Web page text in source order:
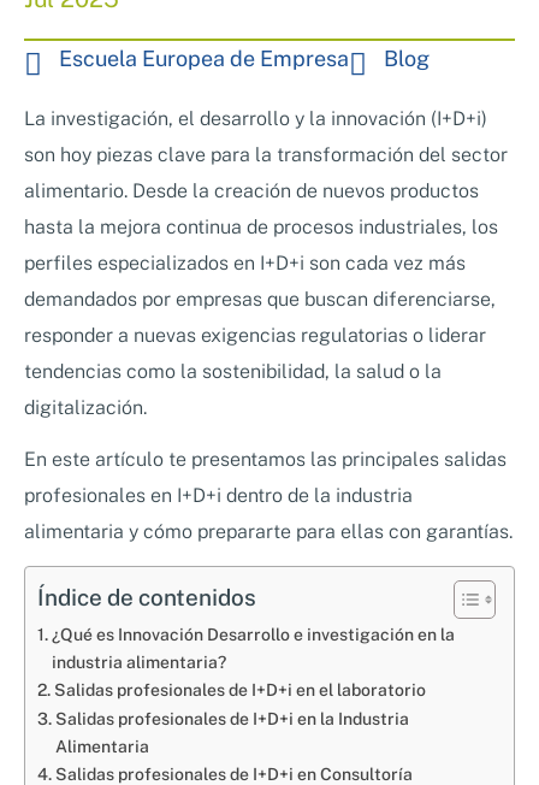
Asesoramiento en Normativa Internacional
Consultoría Seguridad Alimentaria
Clientes
Escuela Europea de Empresa Blog
La investigación, el desarrollo y la innovación (I+D+i)
son hoy piezas clave para la transformación del sector
alimentario. Desde la creación de nuevos productos
hasta la mejora continua de procesos industriales, los
perfiles especializados en I+D+i son cada vez más
demandados por empresas que buscan diferenciarse,
responder a nuevas exigencias regulatorias o liderar
tendencias como la sostenibilidad, la salud o la
digitalización.
En este artículo te presentamos las principales salidas
profesionales en I+D+i dentro de la industria
alimentaria y cómo prepararte para ellas con garantías.
Índice de contenidos
¿Qué es Innovación Desarrollo e investigación en la
industria alimentaria?
Salidas profesionales de I+D+i en el laboratorio
Salidas profesionales de I+D+i en la Industria
Alimentaria
Salidas profesionales de I+D+i en Consultoría